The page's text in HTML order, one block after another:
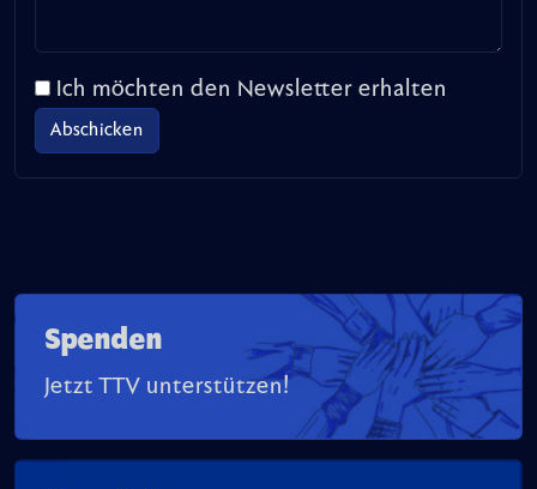
Ich möchten den Newsletter erhalten
Spenden
Jetzt TTV unterstützen!